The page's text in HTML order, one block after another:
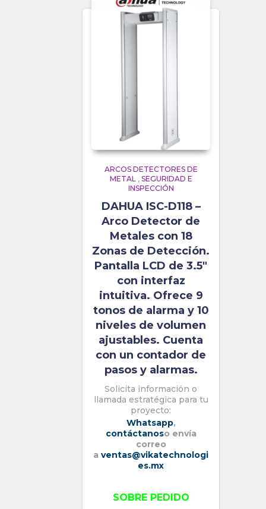
ARCOS DETECTORES DE
METAL, SEGURIDAD E
INSPECCIÓN
DAHUA ISC-D118 –
Arco Detector de
Metales con 18
Zonas de Detección.
Pantalla LCD de 3.5″
con interfaz
intuitiva. Ofrece 9
tonos de alarma y 10
niveles de volumen
ajustables. Cuenta
con un contador de
pasos y alarmas.
Solicita información o
llamada estratégica para tu
proyecto:
Whatsapp,
contáctanoso envía
correo
a ventas@vikatechnologi
es.mx
SOBRE PEDIDO